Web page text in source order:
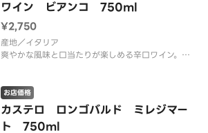
ワイン ビアンコ 750ml
¥2,750
産地／イタリア
爽やかな風味と口当たりが楽しめる辛口ワイン。
カステロ ロンゴバルド ミレジマー
ト 750ml
お店価格